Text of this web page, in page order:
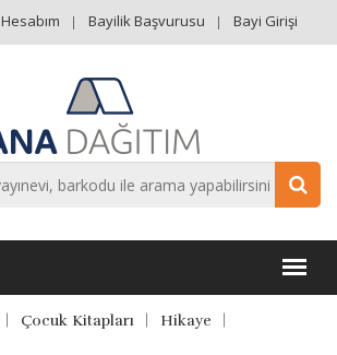
Hesabım Bayilik Başvurusu Bayi Girişi
Çocuk Kitapları Hikaye